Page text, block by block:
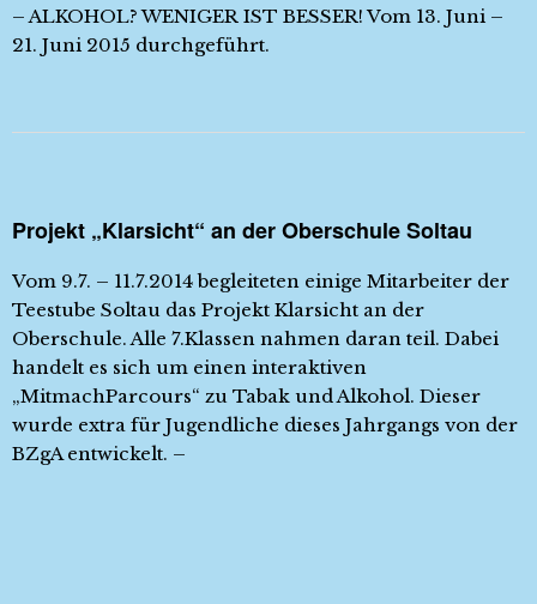
– ALKOHOL? WENIGER IST BESSER! Vom 13. Juni –
21. Juni 2015 durchgeführt.
Projekt „Klarsicht“ an der Oberschule Soltau
Vom 9.7. – 11.7.2014 begleiteten einige Mitarbeiter der
Teestube Soltau das Projekt Klarsicht an der
Oberschule. Alle 7.Klassen nahmen daran teil. Dabei
handelt es sich um einen interaktiven
„MitmachParcours“ zu Tabak und Alkohol. Dieser
wurde extra für Jugendliche dieses Jahrgangs von der
BZgA entwickelt. –